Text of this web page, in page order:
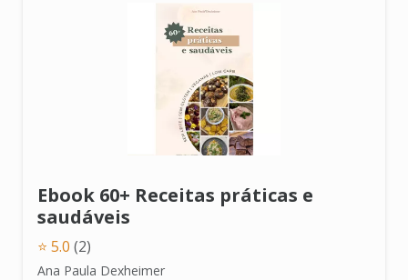
Ebook 60+ Receitas práticas e
saudáveis
⭐ 5.0 (2)
Ana Paula Dexheimer